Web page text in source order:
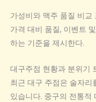
가성비와 맥주 품질 비교
가격 대비 품질, 이벤트
하는 기준을 제시한다.
대구주점 현황과 분위기
최근 대구 주점은 술자
있습니다. 중구의 전통